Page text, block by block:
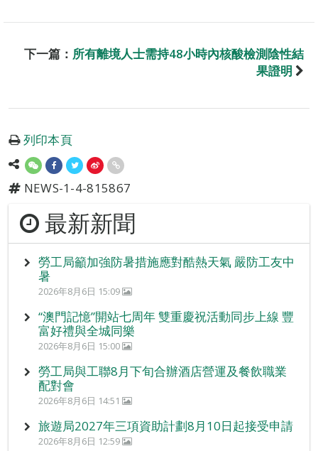
下一篇： 所有離境人士需持48小時內核酸檢測陰性結
果證明
列印本頁
NEWS-1-4-815867
最新新聞
勞工局籲加強防暑措施應對酷熱天氣 嚴防工友中
暑
2026年8月6日 15:09
“澳門記憶”開站七周年 雙重慶祝活動同步上線 豐
富好禮與全城同樂
2026年8月6日 15:00
勞工局與工聯8月下旬合辦酒店營運及餐飲職業
配對會
2026年8月6日 14:51
旅遊局2027年三項資助計劃8月10日起接受申請
2026年8月6日 12:59